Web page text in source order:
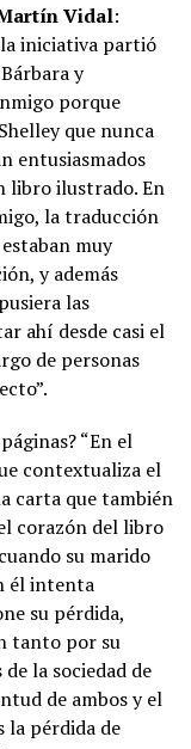
Vidal:
la iniciativa partió
y
porque
que nunca
entusiasmados
libro ilustrado. En
la traducción
muy
y además
las
ahí desde casi el
de personas
“En el
contextualiza el
carta que también
corazón del libro
su marido
él intenta
su pérdida,
tanto por su
la sociedad de
de ambos y el
la pérdida de